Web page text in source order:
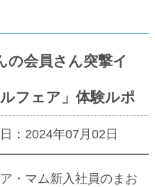
の会員さん突撃イ
フェア」体験ルポ
：2024年07月02日
・マム新入社員のまお